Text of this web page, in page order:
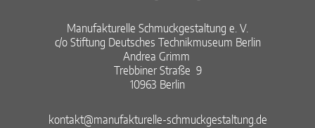
Manufakturelle Schmuckgestaltung e. V.​
c/o Stiftung Deutsches Technikmuseum Berlin​
Andrea Grimm ​
Trebbiner Straße 9​
10963 Berlin​
kontakt@manufakturelle-schmuckgestaltung.de